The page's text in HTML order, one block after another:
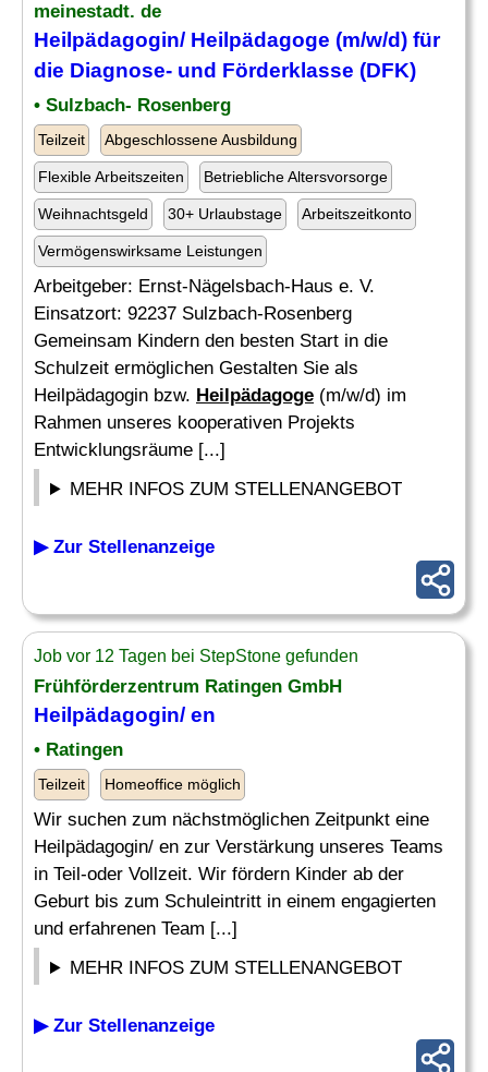
meinestadt. de
Heilpädagogin/ Heilpädagoge (m/w/d) für
die Diagnose- und Förderklasse (DFK)
• Sulzbach- Rosenberg
Teilzeit Abgeschlossene Ausbildung
Flexible Arbeitszeiten Betriebliche Altersvorsorge
Weihnachtsgeld 30+ Urlaubstage Arbeitszeitkonto
Vermögenswirksame Leistungen
Arbeitgeber: Ernst-Nägelsbach-Haus e. V.
Einsatzort: 92237 Sulzbach-Rosenberg
Gemeinsam Kindern den besten Start in die
Schulzeit ermöglichen Gestalten Sie als
Heilpädagogin bzw. Heilpädagoge (m/w/d) im
Rahmen unseres kooperativen Projekts
Entwicklungsräume [...]
MEHR INFOS ZUM STELLENANGEBOT
▶ Zur Stellenanzeige
Job vor 12 Tagen bei StepStone gefunden
Frühförderzentrum Ratingen GmbH
Heilpädagogin/ en
• Ratingen
Teilzeit Homeoffice möglich
Wir suchen zum nächstmöglichen Zeitpunkt eine
Heilpädagogin/ en zur Verstärkung unseres Teams
in Teil-oder Vollzeit. Wir fördern Kinder ab der
Geburt bis zum Schuleintritt in einem engagierten
und erfahrenen Team [...]
MEHR INFOS ZUM STELLENANGEBOT
▶ Zur Stellenanzeige